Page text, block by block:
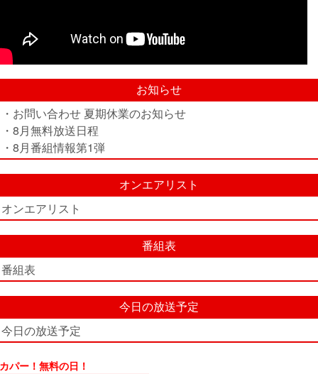
お知らせ
・お問い合わせ 夏期休業のお知らせ
・8月無料放送日程
・8月番組情報第1弾
オンエアリスト
オンエアリスト
番組表
番組表
今日の放送予定
今日の放送予定
パー！無料の日！